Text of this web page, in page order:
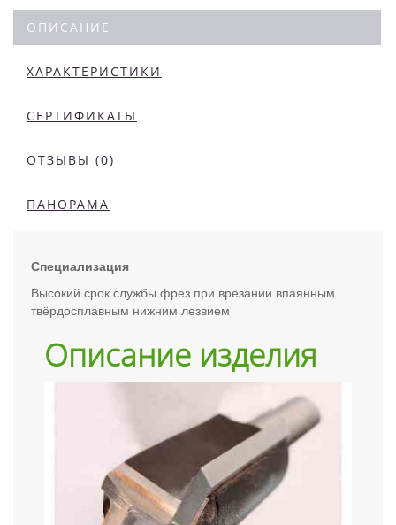
ОПИСАНИЕ
ХАРАКТЕРИСТИКИ
СЕРТИФИКАТЫ
ОТЗЫВЫ (0)
ПАНОРАМА
Специализация
Высокий срок службы фрез при врезании впаянным
твёрдосплавным нижним лезвием
Описание изделия